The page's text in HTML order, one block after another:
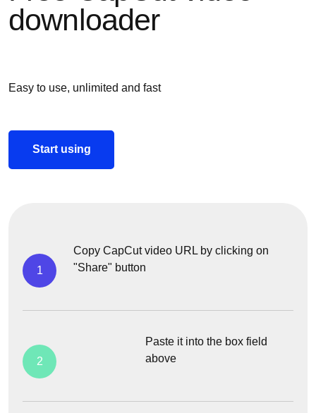
downloader
Easy to use, unlimited and fast
Start using
1
Copy CapCut video URL by clicking on
"Share" button
2
Paste it into the box field
above